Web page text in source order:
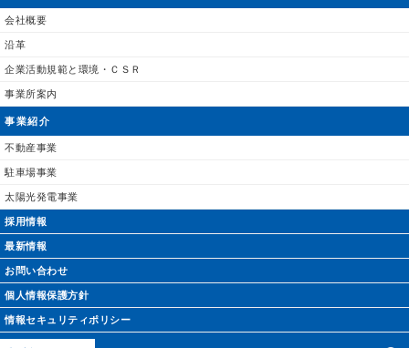
会社概要
沿革
企業活動規範と環境・ＣＳＲ
事業所案内
事業紹介
不動産事業
駐車場事業
太陽光発電事業
採用情報
最新情報
お問い合わせ
個人情報保護方針
情報セキュリティポリシー